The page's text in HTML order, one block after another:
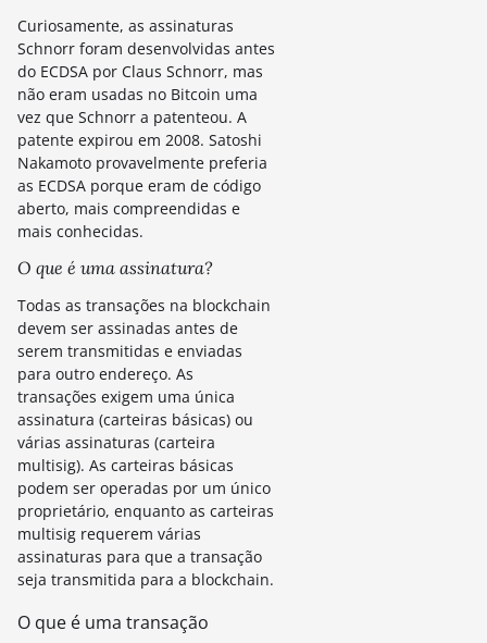
Curiosamente, as assinaturas
Schnorr foram desenvolvidas antes
do ECDSA por Claus Schnorr, mas
não eram usadas no Bitcoin uma
vez que Schnorr a patenteou. A
patente expirou em 2008. Satoshi
Nakamoto provavelmente preferia
as ECDSA porque eram de código
aberto, mais compreendidas e
mais conhecidas.
O que é uma assinatura?
Todas as transações na blockchain
devem ser assinadas antes de
serem transmitidas e enviadas
para outro endereço. As
transações exigem uma única
assinatura (carteiras básicas) ou
várias assinaturas (carteira
multisig). As carteiras básicas
podem ser operadas por um único
proprietário, enquanto as carteiras
multisig requerem várias
assinaturas para que a transação
seja transmitida para a blockchain.
O que é uma transação